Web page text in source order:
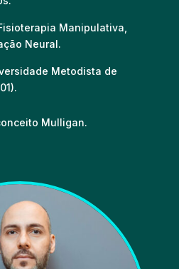
Manipulativa,
Neural.
Metodista de
Mulligan.